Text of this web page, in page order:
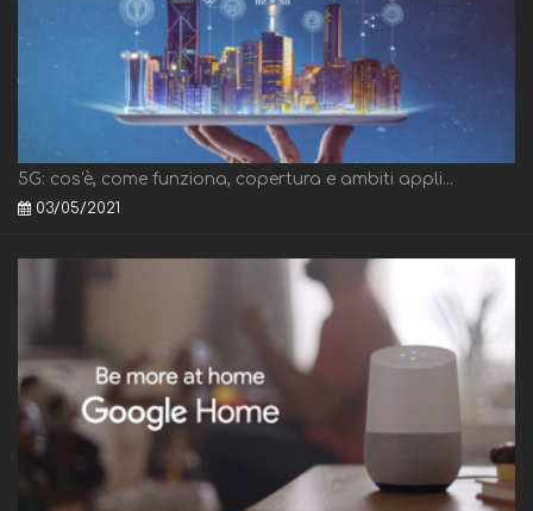
5G: cos'è, come funziona, copertura e ambiti appli...
03/05/2021